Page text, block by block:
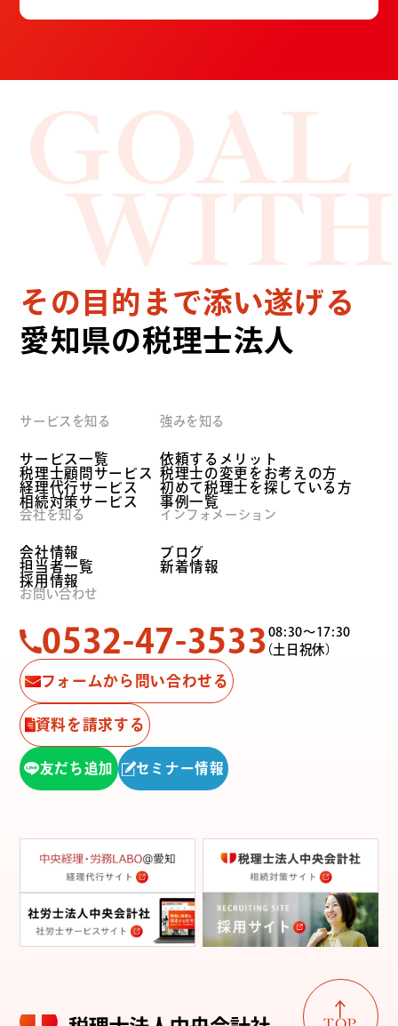
GOAL
WITH
その目的まで添い遂げる
愛知県の税理士法人
サービスを知る
サービス一覧
税理士顧問サービス
経理代行サービス
相続対策サービス
強みを知る
依頼するメリット
税理士の変更をお考えの方
初めて税理士を探している方
事例一覧
会社を知る
会社情報
担当者一覧
採用情報
インフォメーション
ブログ
新着情報
お問い合わせ
0532-47-3533 08:30〜17:30
（土日祝休）
フォームから問い合わせる
資料を請求する
友だち追加 セミナー情報